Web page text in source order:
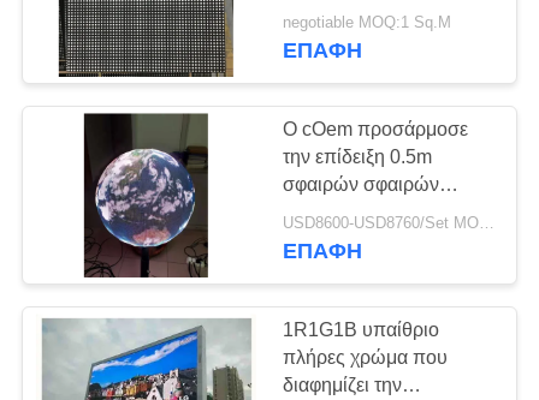
επίδειξης φωτεινότητα
1000cd/㎡ λαμπτήρων
negotiable MOQ:1 Sq.M
ΕΠΑΦΉ
Ο cOem προσάρμοσε
την επίδειξη 0.5m
σφαιρών σφαιρών
σφαιρών pantallas P1.9
των οδηγήσεων ενότητα
USD8600-USD8760/Set MOQ:1 τετραγωνικού μέτρου
ΕΠΑΦΉ
1R1G1B υπαίθριο
πλήρες χρώμα που
διαφημίζει την